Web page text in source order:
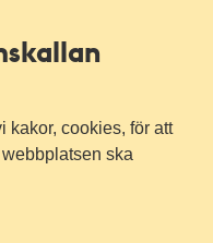
kakor, cookies, för att
ska